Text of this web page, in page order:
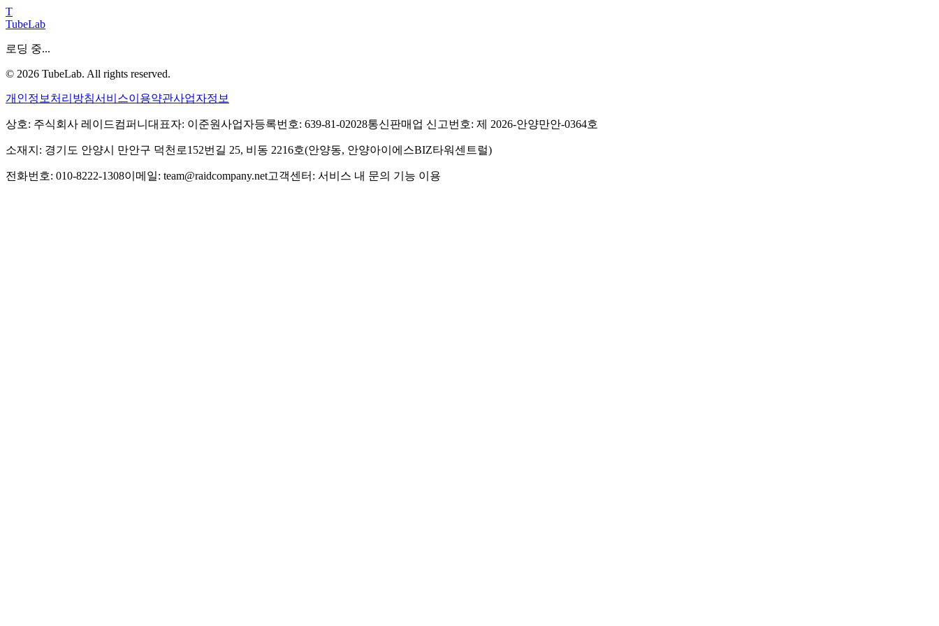
T
TubeLab
로딩 중...
© 2026 TubeLab. All rights reserved.
개인정보처리방침서비스이용약관사업자정보
상호: 주식회사 레이드컴퍼니 대표자: 이준원사업자등록번호: 639-81-02028통신판매업 신고번호: 제 2026-안양만안-0364호
소재지: 경기도 안양시 만안구 덕천로152번길 25, 비동 2216호(안양동, 안양아이에스BIZ타워센트럴)
전화번호: 010-8222-1308이메일: team@raidcompany.net고객센터: 서비스 내 문의 기능 이용